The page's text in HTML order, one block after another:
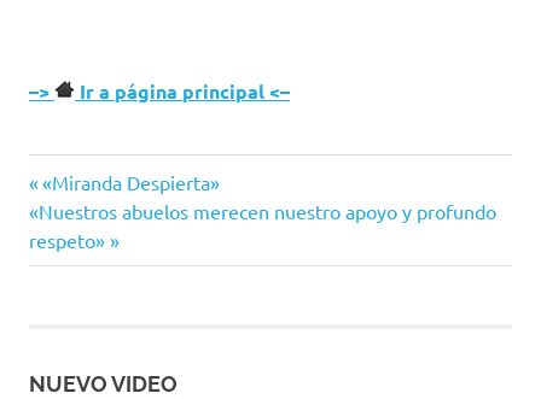
–> Ir a página principal <–
Navegación
de
Entrada
anterior:
«Miranda Despierta»
Siguiente
entrada:
«Nuestros abuelos merecen nuestro apoyo y profundo
respeto»
NUEVO VIDEO